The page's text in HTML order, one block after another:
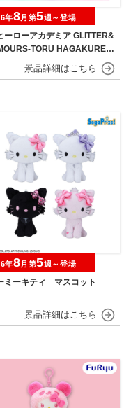
ーローアカデミア GLITTER&
TORU HAGAKURE＆
ASHIDO-
年8月第5週～登場
ミーキティ マスコット
年8月第5週～登場